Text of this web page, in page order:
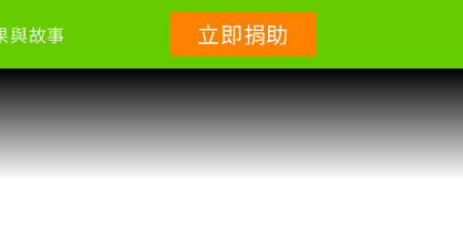
與故事 立即捐助